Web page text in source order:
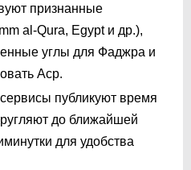
признанные
al-Qura, Egypt и др.),
углы для Фаджра и
Аср.
публикуют время
до ближайшей
для удобства